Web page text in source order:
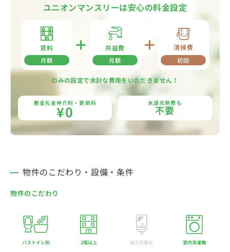
ユニオンマンスリーは安心の料金設定
賃料
月額
共益費
月額
清掃費
初回
のみの設定で余計な費用をいただきません！
敷金礼金仲介料・更新料
¥0 水道光熱費も
不要
物件のこだわり・設備・条件
物件のこだわり
バストイレ別 2階以上 独立洗面台 室内洗濯機